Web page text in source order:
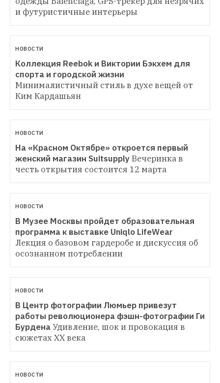
и футуристичные интерьеры
НОВОСТИ
Коллекция Reebok и Виктории Бэкхем для
спорта и городской жизни
Минималистичный стиль в духе вещей от
Ким Кардашьян
НОВОСТИ
На «Красном Октябре» откроется первый
женский магазин SuitsupplyВечеринка в
честь открытия состоится 12 марта
НОВОСТИ
В Музее Москвы пройдет образовательная
программа к выставке Uniqlo LifeWear
Лекция о базовом гардеробе и дискуссия об
осознанном потреблении
НОВОСТИ
В Центр фотографии Люмьер привезут
работы революционера фэшн-фотографии Ги
БурденаУдивление, шок и провокация в
сюжетах XX века
НОВОСТИ